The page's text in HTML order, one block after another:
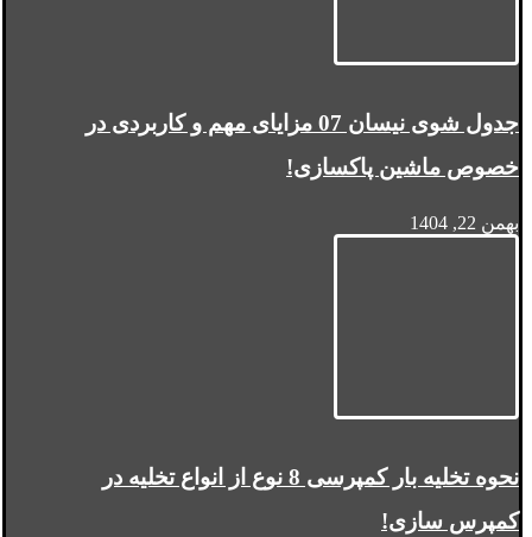
جدول شوی نیسان 07 مزایای مهم و کاربردی در
خصوص ماشین پاکسازی!
بهمن 22, 1404
نحوه تخلیه بار کمپرسی 8 نوع از انواع تخلیه در
کمپرس سازی!